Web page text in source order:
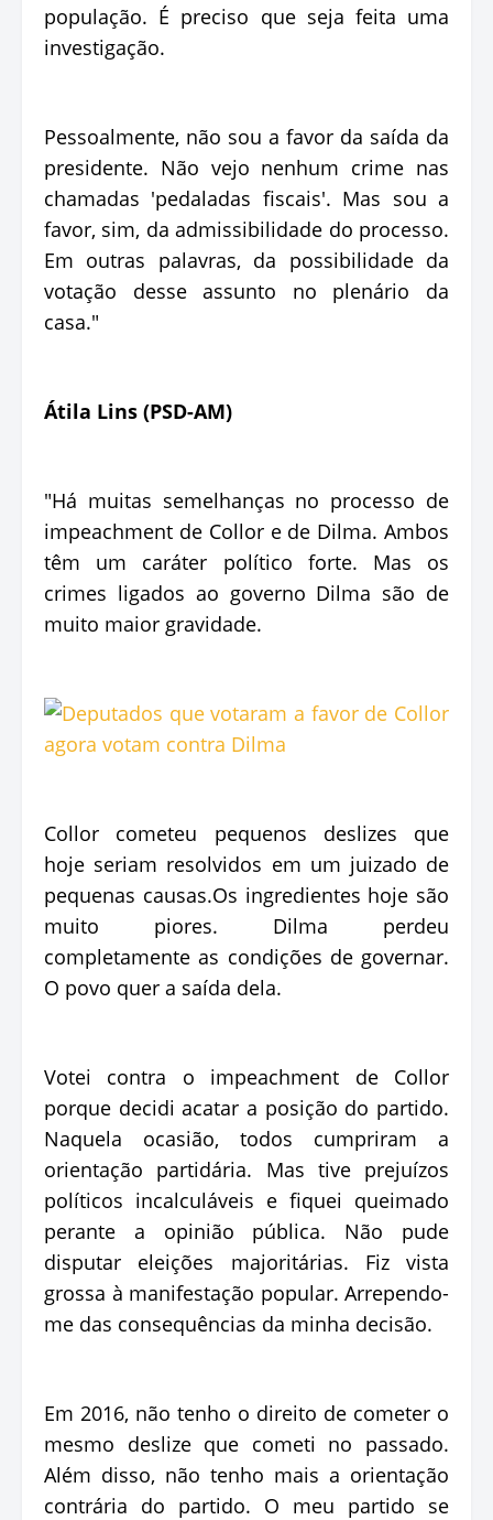
população. É preciso que seja feita uma
investigação.
Pessoalmente, não sou a favor da saída da
presidente. Não vejo nenhum crime nas
chamadas 'pedaladas fiscais'. Mas sou a
favor, sim, da admissibilidade do processo.
Em outras palavras, da possibilidade da
votação desse assunto no plenário da
casa."
Átila Lins (PSD-AM)
"Há muitas semelhanças no processo de
impeachment de Collor e de Dilma. Ambos
têm um caráter político forte. Mas os
crimes ligados ao governo Dilma são de
muito maior gravidade.
Collor cometeu pequenos deslizes que
hoje seriam resolvidos em um juizado de
pequenas causas.Os ingredientes hoje são
muito piores. Dilma perdeu
completamente as condições de governar.
O povo quer a saída dela.
Votei contra o impeachment de Collor
porque decidi acatar a posição do partido.
Naquela ocasião, todos cumpriram a
orientação partidária. Mas tive prejuízos
políticos incalculáveis e fiquei queimado
perante a opinião pública. Não pude
disputar eleições majoritárias. Fiz vista
grossa à manifestação popular. Arrependo-
me das consequências da minha decisão.
Em 2016, não tenho o direito de cometer o
mesmo deslize que cometi no passado.
Além disso, não tenho mais a orientação
contrária do partido. O meu partido se